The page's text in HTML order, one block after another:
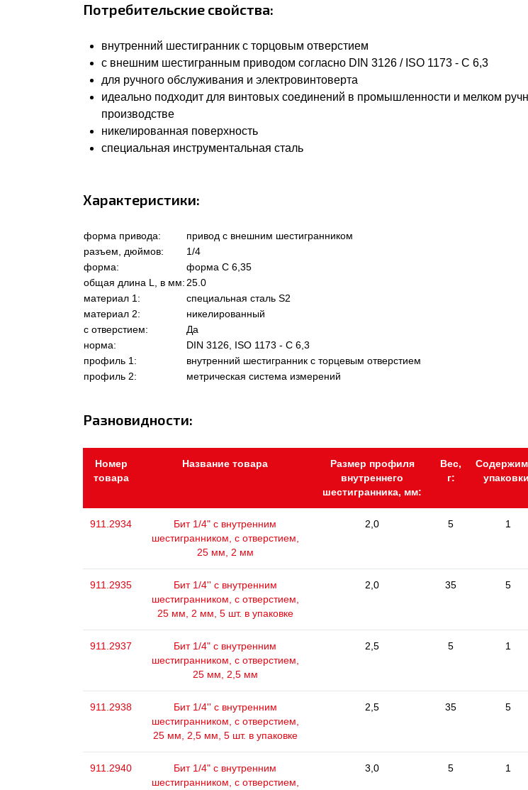
Потребительские свойства:
внутренний шестигранник с торцовым отверстием
с внешним шестигранным приводом согласно DIN 3126 / ISO 1173 - C 6,3
для ручного обслуживания и электровинтоверта
идеально подходит для винтовых соединений в промышленности и мелком
производстве
никелированная поверхность
специальная инструментальная сталь
Характеристики:
форма привода:
привод с внешним шестигранником
разъем, дюймов:
1/4
форма:
форма C 6,35
общая длина L, в мм: 25.0
материал 1:
специальная сталь S2
материал 2:
никелированный
с отверстием:
Да
норма:
DIN 3126, ISO 1173 - C 6,3
профиль 1:
внутренний шестигранник с торцевым отверстием
профиль 2:
метрическая система измерений
Разновидности:
Номер
товара
Название товара
Размер профиля
внутреннего
шестигранника, мм:
Вес,
г:
911.2934
Бит 1/4" с внутренним
шестигранником, с отверстием,
25 мм, 2 мм
2,0 5 1
911.2935
Бит 1/4'' с внутренним
шестигранником, с отверстием,
25 мм, 2 мм, 5 шт. в упаковке
2,0 35 5
911.2937
Бит 1/4" с внутренним
шестигранником, с отверстием,
25 мм, 2,5 мм
2,5 5 1
911.2938
Бит 1/4'' с внутренним
шестигранником, с отверстием,
25 мм, 2,5 мм, 5 шт. в упаковке
2,5 35 5
911.2940
Бит 1/4" с внутренним
шестигранником, с отверстием,
3,0 5 1